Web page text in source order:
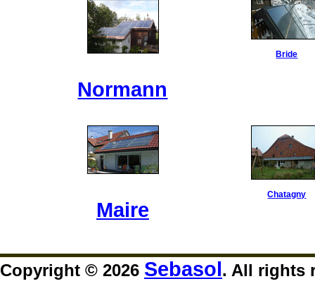
Normann
Bride
Maire
Chatagny
Copyright © 2026 Sebasol. All rights